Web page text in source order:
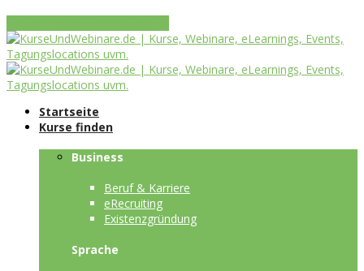
Startseite
Kurse finden
Business
Beruf & Karriere
eRecruiting
Existenzgründung
Sprache